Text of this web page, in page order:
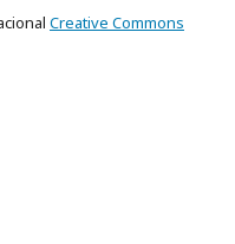
Creative Commons